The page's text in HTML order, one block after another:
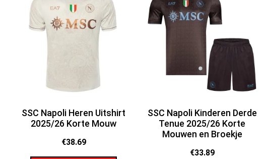
SSC Napoli Heren Uitshirt
2025/26 Korte Mouw
€38.69
SSC Napoli Kinderen Derde
Tenue 2025/26 Korte
Mouwen en Broekje
€33.89